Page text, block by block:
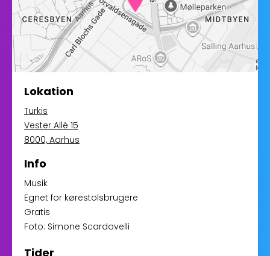
Lokation
Turkis
Vester Allé 15
8000, Aarhus
Info
Musik
Egnet for kørestolsbrugere
Gratis
Foto: Simone Scardovelli
Tider